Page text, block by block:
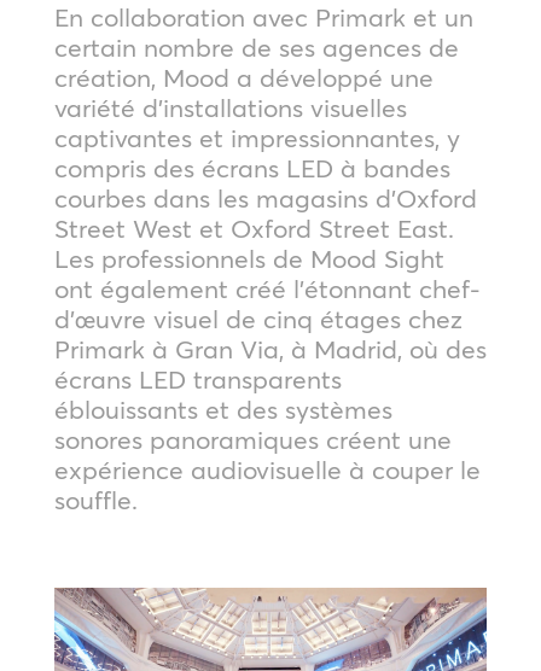
En collaboration avec Primark et un
certain nombre de ses agences de
création, Mood a développé une
variété d’installations visuelles
captivantes et impressionnantes, y
compris des écrans LED à bandes
courbes dans les magasins d’Oxford
Street West et Oxford Street East.
Les professionnels de Mood Sight
ont également créé l’étonnant chef-
d’œuvre visuel de cinq étages chez
Primark à Gran Via, à Madrid, où des
écrans LED transparents
éblouissants et des systèmes
sonores panoramiques créent une
expérience audiovisuelle à couper le
souffle.